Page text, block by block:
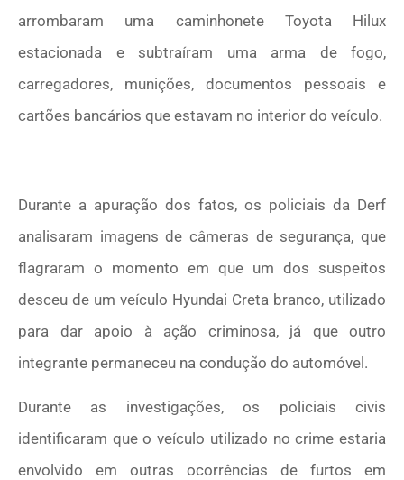
arrombaram uma caminhonete Toyota Hilux
estacionada e subtraíram uma arma de fogo,
carregadores, munições, documentos pessoais e
cartões bancários que estavam no interior do veículo.
Durante a apuração dos fatos, os policiais da Derf
analisaram imagens de câmeras de segurança, que
flagraram o momento em que um dos suspeitos
desceu de um veículo Hyundai Creta branco, utilizado
para dar apoio à ação criminosa, já que outro
integrante permaneceu na condução do automóvel.
Durante as investigações, os policiais civis
identificaram que o veículo utilizado no crime estaria
envolvido em outras ocorrências de furtos em